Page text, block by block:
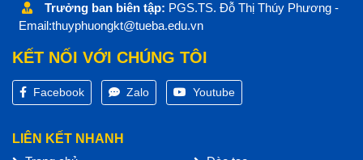
Trưởng ban biên tập: PGS.TS. Đỗ Thị Thúy Phương -
Email:thuyphuongkt@tueba.edu.vn
KẾT NỐI VỚI CHÚNG TÔI
Facebook Zalo Youtube
LIÊN KẾT NHANH